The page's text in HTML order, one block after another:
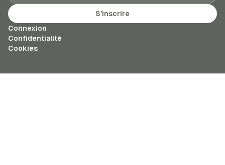
S’inscrire
Connexion
Confidentialité
Cookies